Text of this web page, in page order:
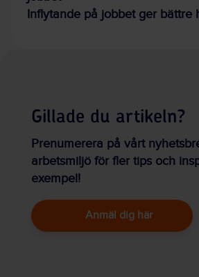
Inflytande på jobbet ger bättre
Gillade du artikeln?
Prenumerera på vårt
arbetsmiljö för fler tips och
exempel!
Anmäl dig här